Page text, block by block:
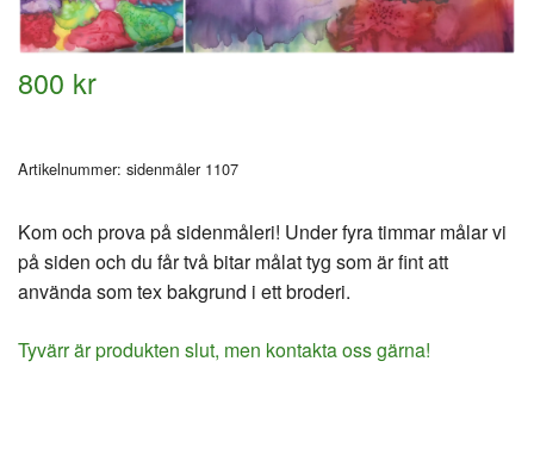
800 kr
Artikelnummer: sidenmåler 1107
Kom och prova på sidenmåleri! Under fyra timmar målar vi
på siden och du får två bitar målat tyg som är fint att
använda som tex bakgrund i ett broderi.
Tyvärr är produkten slut, men kontakta oss gärna!